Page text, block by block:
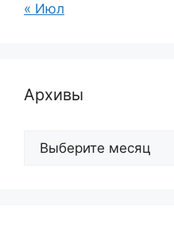
« Июл
Архивы
Архивы